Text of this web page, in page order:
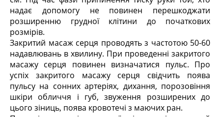
надає допомогу не повинен перешкоджати
розширенню грудної клітини до початкових
розмірів.
Закритий масаж серця проводять з частотою 50-60
надавлювань в хвилину. При проведенні закритого
масажу серця повинен визначатися пульс. Про
успіх закритого масажу серця свідчить поява
пульсу на сонних артеріях, дихання, порозовіння
шкіри обличчя і губ, звуження розширених до
цього зіниць, поява кровотечі з маючих ран.